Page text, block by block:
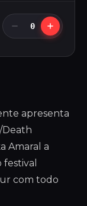
apresenta
Death
Amaral a
com todo
0